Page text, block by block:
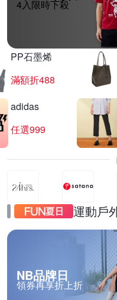
4入限時下殺
PP石墨烯
滿額折488
adidas
任選999
運動戶
NB品牌日
領券再享折上折